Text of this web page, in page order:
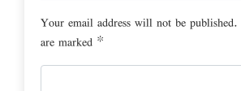
Your email address will not be published.
are marked *